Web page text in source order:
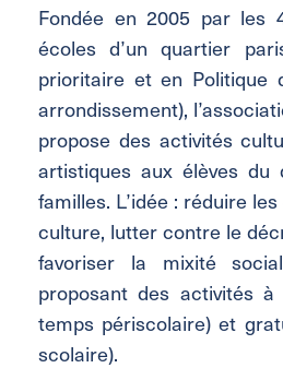
Fondée en 2005 par les
écoles d’un quartier
prioritaire et en Politique
arrondissement),
propose des activités
artistiques aux élèves
familles. L’idée : réduire
culture, lutter contre le
favoriser la mixité
proposant des activités
temps périscolaire) et
scolaire).